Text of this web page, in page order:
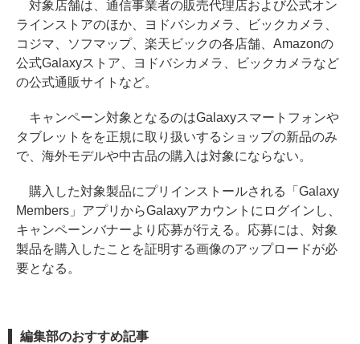
対象店舗は、通信事業者の販売代理店および公式オン
ラインストアのほか、ヨドバシカメラ、ビックカメラ、
コジマ、ソフマップ、楽天ビックの各店舗、Amazonの
公式Galaxyストア、ヨドバシカメラ、ビックカメラなど
の公式通販サイトなど。
キャンペーン対象となるのはGalaxyスマートフォンや
タブレットをを正規に取り扱いするショップの新品のみ
で、海外モデルや中古品の購入は対象にならない。
購入した対象製品にプリインストールされる「Galaxy
Members」アプリからGalaxyアカウントにログインし、
キャンペーンバナーより応募が行える。応募には、対象
製品を購入したことを証明する画像のアップロードが必
要となる。
編集部のおすすめ記事